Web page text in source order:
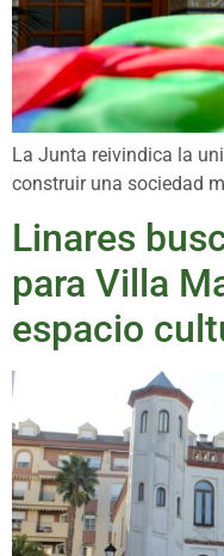
La Junta reivindica la
construir una sociedad
Linares
para Villa
espacio